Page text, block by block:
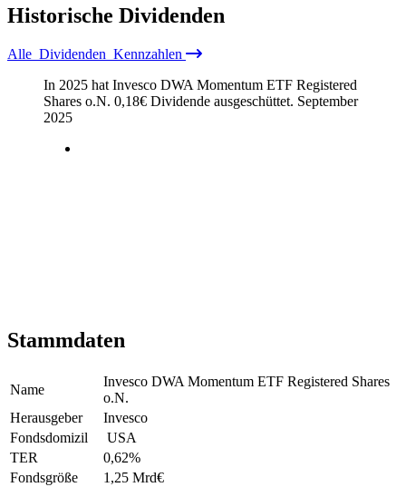
Historische Dividenden
Alle Dividenden Kennzahlen
In 2025 hat Invesco DWA Momentum ETF Registered
Shares o.N. 0,18€ Dividende ausgeschüttet. September
2025
Stammdaten
Name
Invesco DWA Momentum ETF Registered Shares
o.N.
Herausgeber
Invesco
Fondsdomizil
USA
TER
0,62%
Fondsgröße
1,25 Mrd€